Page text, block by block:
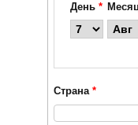
День*
Страна*